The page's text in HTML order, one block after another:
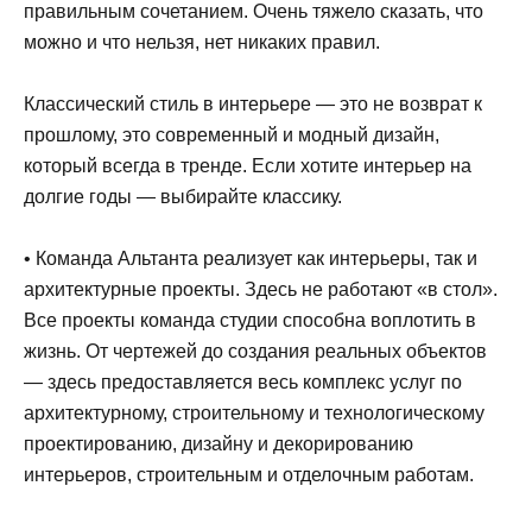
правильным сочетанием. Очень тяжело сказать, что
можно и что нельзя, нет никаких правил.
Классический стиль в интерьере — это не возврат к
прошлому, это современный и модный дизайн,
который всегда в тренде. Если хотите интерьер на
долгие годы — выбирайте классику.
• Команда Альтанта реализует как интерьеры, так и
архитектурные проекты. Здесь не работают «в стол».
Все проекты команда студии способна воплотить в
жизнь. От чертежей до создания реальных объектов
— здесь предоставляется весь комплекс услуг по
архитектурному, строительному и технологическому
проектированию, дизайну и декорированию
интерьеров, строительным и отделочным работам.